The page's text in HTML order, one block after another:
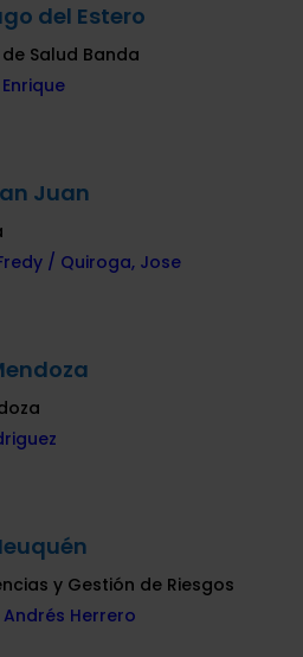
del Estero
Salud Banda
Juan
/ Quiroga, Jose
y Gestión de Riesgos
Andrés Herrero